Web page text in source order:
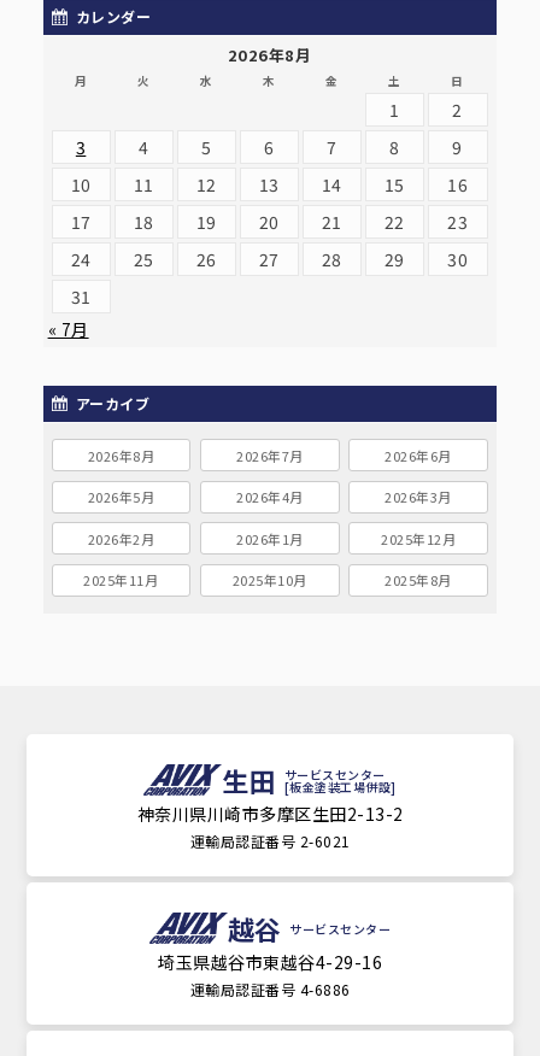
カレンダー
2026年8月
月 火 水 木 金 土 日
1
2
3
4 5 6 7 8
9
10
11 12 13 14 15
16
17
18 19 20 21 22
23
24
25 26 27 28 29
30
31
« 7月
アーカイブ
2026年8月 2026年7月 2026年6月
2026年5月 2026年4月 2026年3月
2026年2月 2026年1月 2025年12月
2025年11月 2025年10月 2025年8月
生田 サービスセンター
[板金塗装工場併設]
神奈川県川崎市多摩区生田2-13-2
運輸局認証番号 2-6021
越谷 サービスセンター
埼玉県越谷市東越谷4-29-16
運輸局認証番号 4-6886